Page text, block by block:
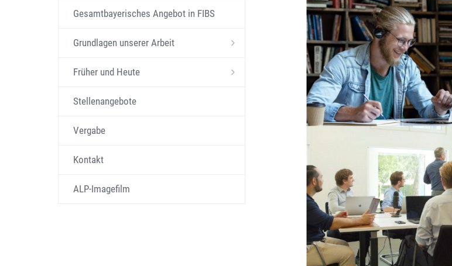
Gesamtbayerisches Angebot in FIBS
Grundlagen unserer Arbeit
Früher und Heute
Stellenangebote
Vergabe
Kontakt
ALP-Imagefilm